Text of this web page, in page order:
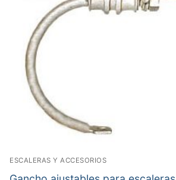
ESCALERAS Y ACCESORIOS